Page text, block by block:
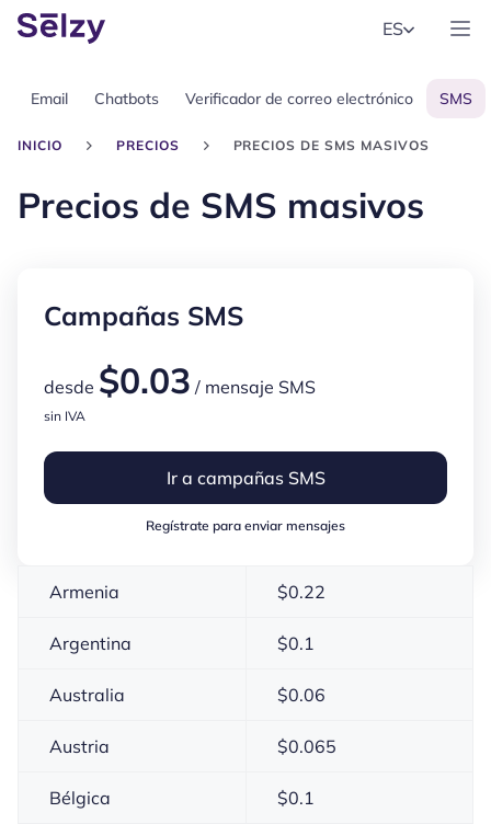
ES
INICIO PRECIOS PRECIOS DE SMS MASIVOS
Email Chatbots Verificador de correo electrónico SMS
Precios de SMS masivos
Campañas SMS
desde $0.03 / mensaje SMS
sin IVA
Ir a campañas SMS
Regístrate para enviar mensajes
Armenia $0.22
Argentina $0.1
Australia $0.06
Austria $0.065
Bélgica $0.1